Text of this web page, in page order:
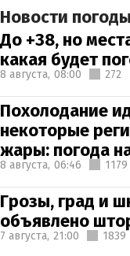
Новости
До +38, но
какая будет
8 августа, 08:00 272
Похолодание
некоторые
жары: погода
8 августа, 06:46 1179
Грозы, град и
объявлено
7 августа, 21:00 1839